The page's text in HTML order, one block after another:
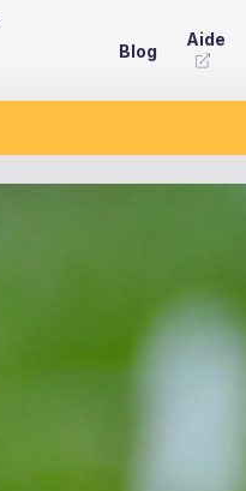
Blog
Aide